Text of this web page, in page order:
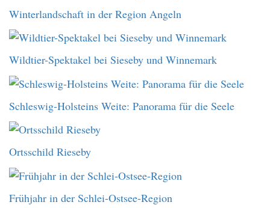
Winterlandschaft in der Region Angeln
Wildtier-Spektakel bei Sieseby und Winnemark
Schleswig-Holsteins Weite: Panorama für die Seele
Ortsschild Rieseby
Frühjahr in der Schlei-Ostsee-Region